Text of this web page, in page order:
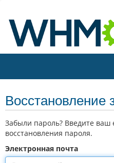
Восстановление
Забыли пароль? Введите ваш
восстановления пароля.
Электронная почта